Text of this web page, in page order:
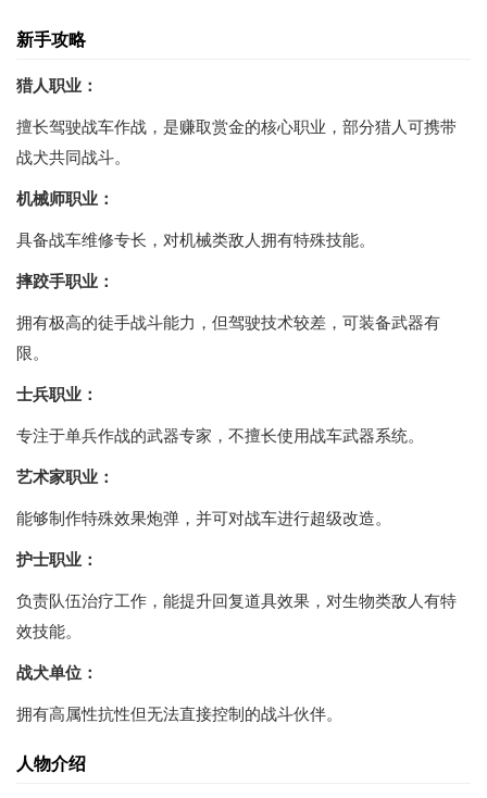
新手攻略
猎人职业：
擅长驾驶战车作战，是赚取赏金的核心职业，部分猎人可携带
战犬共同战斗。
机械师职业：
具备战车维修专长，对机械类敌人拥有特殊技能。
摔跤手职业：
拥有极高的徒手战斗能力，但驾驶技术较差，可装备武器有
限。
士兵职业：
专注于单兵作战的武器专家，不擅长使用战车武器系统。
艺术家职业：
能够制作特殊效果炮弹，并可对战车进行超级改造。
护士职业：
负责队伍治疗工作，能提升回复道具效果，对生物类敌人有特
效技能。
战犬单位：
拥有高属性抗性但无法直接控制的战斗伙伴。
人物介绍